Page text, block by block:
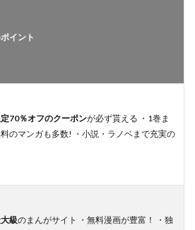
イント
70％オフのクーポンが必ず貰える ・1巻ま
のマンガも多数! ・小説・ラノベまで充実の
級のまんがサイト ・無料漫画が豊富！ ・独